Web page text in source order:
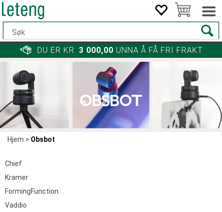
DU ER KR. 3 000,00 UNNA Å FÅ FRI FRAKT
Hjem>Obsbot
Chief
Kramer
FormingFunction
Vaddio